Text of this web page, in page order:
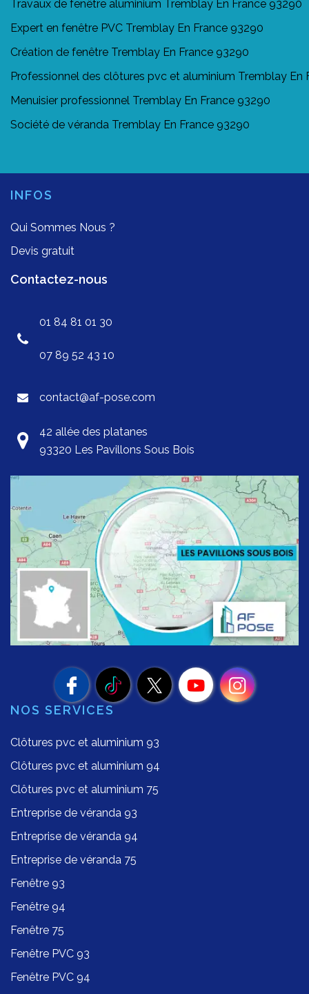
Travaux de fenêtre aluminium Tremblay En France 93290
Expert en fenêtre PVC Tremblay En France 93290
Création de fenêtre Tremblay En France 93290
Professionnel des clôtures pvc et aluminium Tremblay En
Menuisier professionnel Tremblay En France 93290
Société de véranda Tremblay En France 93290
INFOS
Qui Sommes Nous ?
Devis gratuit
Contactez-nous
01 84 81 01 30
07 89 52 43 10
contact@af-pose.com
42 allée des platanes
93320 Les Pavillons Sous Bois
NOS SERVICES
Clôtures pvc et aluminium 93
Clôtures pvc et aluminium 94
Clôtures pvc et aluminium 75
Entreprise de véranda 93
Entreprise de véranda 94
Entreprise de véranda 75
Fenêtre 93
Fenêtre 94
Fenêtre 75
Fenêtre PVC 93
Fenêtre PVC 94